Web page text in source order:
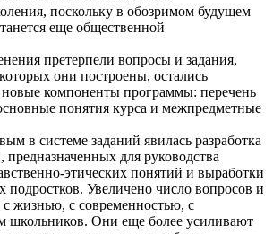
поскольку в обозримом будущем
еще общественной
претерпели вопросы и задания,
они построены, остались
компоненты программы: перечень
понятия курса и межпредметные
в системе заданий явилась разработка
предназначенных для руководства
этических понятий и выработки
Увеличено число вопросов и
с жизнью, с современностью, с
школьников. Они еще более усиливают